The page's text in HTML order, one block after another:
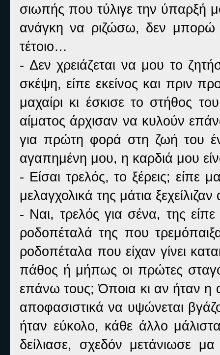
σιωπής που τύλιγε την ύπαρξή
ανάγκη να ριζώσω, δεν μπορώ
τέτοιο…
- Δεν χρειάζεται να μου το
σκέψη, είπε εκείνος και πριν
μαχαίρι κι έσκισε το στήθος
αίματος άρχισαν να κυλούν
για πρώτη φορά στη ζωή του
αγαπημένη μου, η καρδιά μου
- Είσαι τρελός, το ξέρεις; είπε
μελαγχολικά της μάτια
- Ναι, τρελός για σένα, της
ροδοπέταλά της που
ροδοπέταλα που είχαν γίνει
πάθος ή μήπως οι πρώτες
επάνω τους; Όποια κι αν ήταν η
αποφασιστικά να υψώνεται
ήταν εύκολο, κάθε άλλο
δείλιασε, σχεδόν μετάνιωσε